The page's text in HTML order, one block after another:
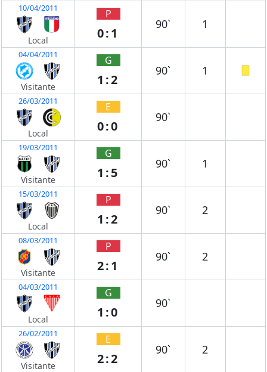
10/04/2011
Local
P
0:1
90` 1
04/04/2011
Visitante
G
1:2
90` 1
26/03/2011
Local
E
0:0
90`
19/03/2011
Visitante
G
1:5
90` 1
15/03/2011
Local
P
1:2
90` 2
08/03/2011
Visitante
P
2:1
90` 2
04/03/2011
Local
G
1:0
90`
26/02/2011
Visitante
E
2:2
90` 2